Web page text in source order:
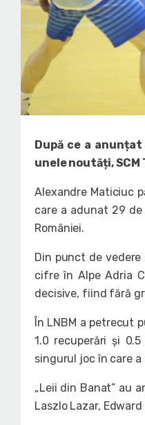
După ce a
unele noutăți,
Alexandre Maticiuc
care a adunat 29
României.
Din punct de
cifre în Alpe Adria
decisive, fiind fără
În LNBM a petrecut
1.0 recuperări și
singurul joc în care a
„Leii din Banat” au
Laszlo Lazar,